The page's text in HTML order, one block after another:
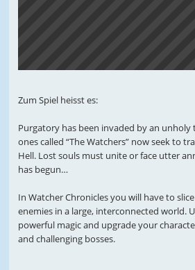
Zum Spiel heisst es:
Purgatory has been invaded by an unholy
ones called “The Watchers” now seek to
Hell. Lost souls must unite or face utter
has begun…
In Watcher Chronicles you will have to
enemies in a large, interconnected world.
powerful magic and upgrade your
and challenging bosses.